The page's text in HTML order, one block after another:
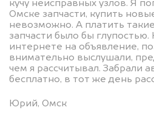
кучу неисправных узлов. Я
Омске запчасти, купить
невозможно. А платить
запчасти было бы глупостью.
интернете на объявление,
внимательно выслушали,
чем я рассчитывал. Забрали
бесплатно, в тот же день
Юрий, Омск
дороже, чем